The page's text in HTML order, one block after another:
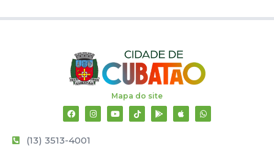
Mapa do site
(13) 3513-4001